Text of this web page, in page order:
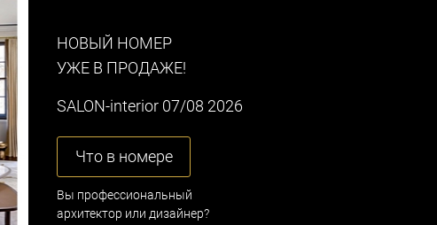
НОВЫЙ НОМЕР
УЖЕ В ПРОДАЖЕ!
SALON-interior 07/08 2026
Что в номере
Вы профессиональный
архитектор или дизайнер?